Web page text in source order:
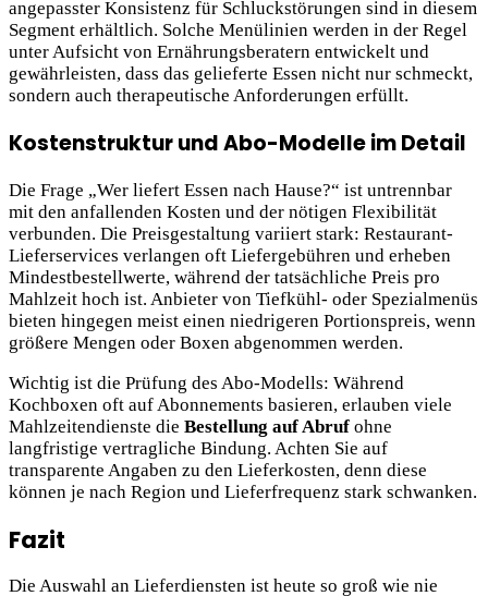
angepasster Konsistenz für Schluckstörungen sind in diesem
Segment erhältlich. Solche Menülinien werden in der Regel
unter Aufsicht von Ernährungsberatern entwickelt und
gewährleisten, dass das gelieferte Essen nicht nur schmeckt,
sondern auch therapeutische Anforderungen erfüllt.
Kostenstruktur und Abo-Modelle im Detail
Die Frage „Wer liefert Essen nach Hause?“ ist untrennbar
mit den anfallenden Kosten und der nötigen Flexibilität
verbunden. Die Preisgestaltung variiert stark: Restaurant-
Lieferservices verlangen oft Liefergebühren und erheben
Mindestbestellwerte, während der tatsächliche Preis pro
Mahlzeit hoch ist. Anbieter von Tiefkühl- oder Spezialmenüs
bieten hingegen meist einen niedrigeren Portionspreis, wenn
größere Mengen oder Boxen abgenommen werden.
Wichtig ist die Prüfung des Abo-Modells: Während
Kochboxen oft auf Abonnements basieren, erlauben viele
Mahlzeitendienste die Bestellung auf Abruf ohne
langfristige vertragliche Bindung. Achten Sie auf
transparente Angaben zu den Lieferkosten, denn diese
können je nach Region und Lieferfrequenz stark schwanken.
Fazit
Die Auswahl an Lieferdiensten ist heute so groß wie nie